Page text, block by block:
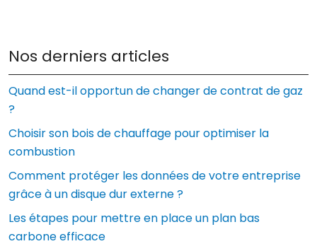
Nos derniers articles
Quand est-il opportun de changer de contrat de gaz
?
Choisir son bois de chauffage pour optimiser la
combustion
Comment protéger les données de votre entreprise
grâce à un disque dur externe ?
Les étapes pour mettre en place un plan bas
carbone efficace